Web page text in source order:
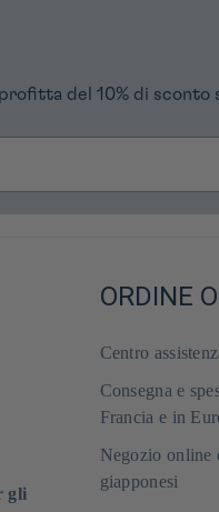
del 10% di sconto
gli
ORDINE
Centro
Consegna e
Francia e in
Negozio online
giapponesi